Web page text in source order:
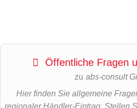
Öffentliche Fragen
zu abs-consult
Hier finden Sie allgemeine
regionaler Händler-Eintrag. Stellen